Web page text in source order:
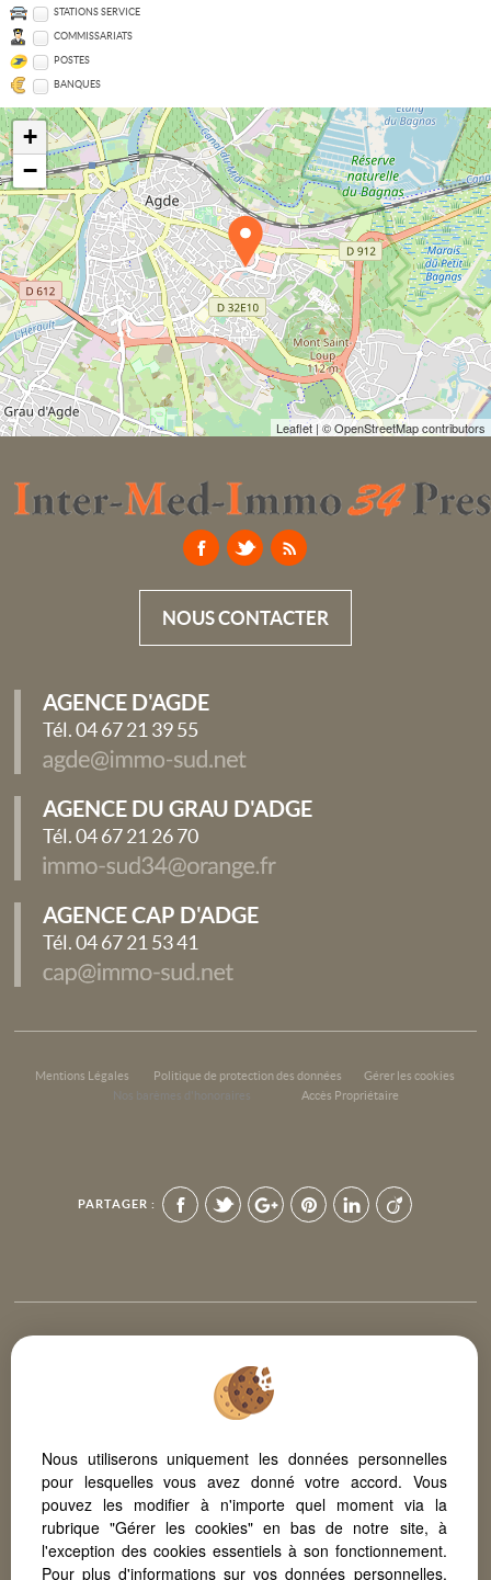
STATIONS SERVICE
COMMISSARIATS
POSTES
BANQUES
+
−
Leaflet | © OpenStreetMap contributors
NOUS CONTACTER
AGENCE D'AGDE
Tél. 04 67 21 39 55
AGENCE DU GRAU D'ADGE
Tél. 04 67 21 26 70
AGENCE CAP D'ADGE
Tél. 04 67 21 53 41
Mentions Légales Politique de protection des données
Gérer les cookies
Nos barèmes d'honoraires
Accès Propriétaire
PARTAGER :
votre tablette ou votre smartphone, notre site s’adapte
automatiquement aux différents types d'écrans
Création site internet immobilier
Référencement site immobilier
Nous utiliserons uniquement les données personnelles
pour lesquelles vous avez donné votre accord. Vous
pouvez les modifier à n'importe quel moment via la
rubrique "Gérer les cookies" en bas de notre site, à
l'exception des cookies essentiels à son fonctionnement.
Pour plus d'informations sur vos données personnelles,